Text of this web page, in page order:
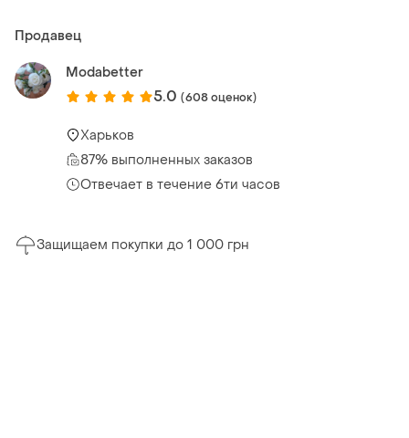
Продавец
Modabetter
5.0 (608 оценок)
Харьков
87% выполненных заказов
Отвечает в течение 6ти часов
Защищаем покупки до 1 000 грн